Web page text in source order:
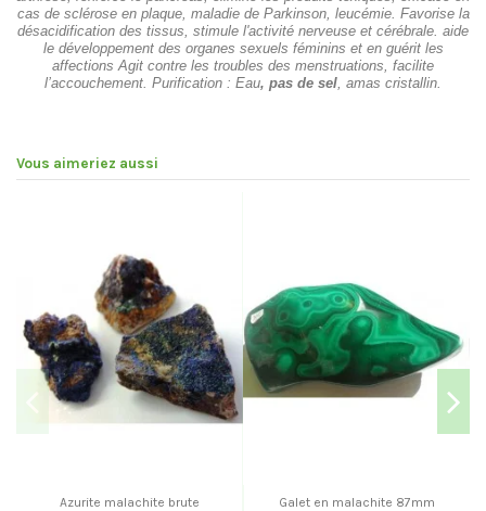
cas de sclérose en plaque, maladie de Parkinson, leucémie. Favorise la
désacidification des tissus, stimule l'activité nerveuse et cérébrale. aide
le développement des organes sexuels féminins et en guérit les
affections Agit contre les troubles des menstruations, facilite
l’accouchement. Purification : Eau, pas de sel , amas cristallin.
Vous aimeriez aussi
Azurite malachite brute Galet en malachite 87mm